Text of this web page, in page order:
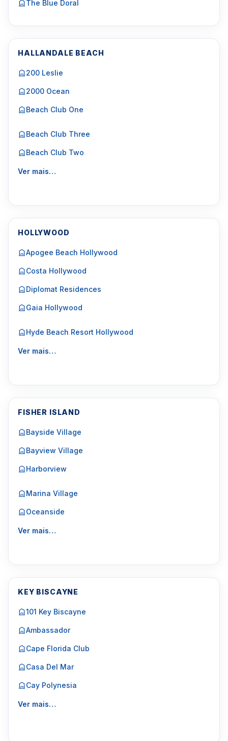
The Blue Doral
HALLANDALE BEACH
200 Leslie
2000 Ocean
Beach Club One
Beach Club Three
Beach Club Two
Ver mais…
HOLLYWOOD
Apogee Beach Hollywood
Costa Hollywood
Diplomat Residences
Gaia Hollywood
Hyde Beach Resort Hollywood
Ver mais…
FISHER ISLAND
Bayside Village
Bayview Village
Harborview
Marina Village
Oceanside
Ver mais…
KEY BISCAYNE
101 Key Biscayne
Ambassador
Cape Florida Club
Casa Del Mar
Cay Polynesia
Ver mais…